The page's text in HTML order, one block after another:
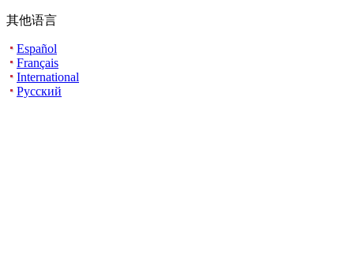
其他语言
Español
Français
International
Русский